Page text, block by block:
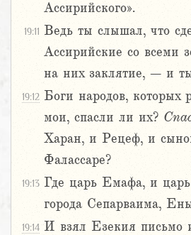
Ассирийского».
19:11 Ведь ты слышал, что
Ассирийские со всеми
на них заклятие, – и
19:12 Боги народов, которых
мои, спасли ли их?
Харан, и Рецеф, и
Фалассаре?
19:13 Где царь Емафа, и
города Сепарваима,
19:14 И взял Езекия письмо